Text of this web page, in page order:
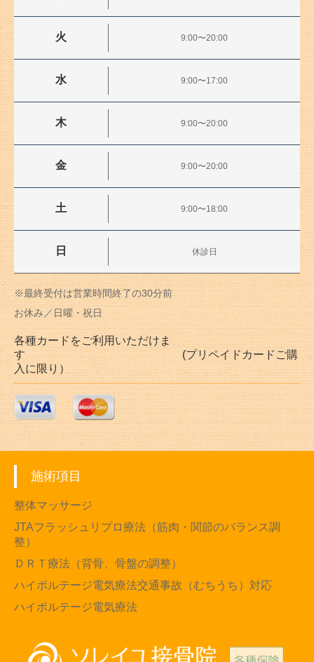
火 9:00〜20:00
水 9:00〜17:00
木 9:00〜20:00
金 9:00〜20:00
土 9:00〜18:00
日 休診日
※最終受付は営業時間終了の30分前
お休み／日曜・祝日
各種カードをご利用いただけま
す (プリペイドカードご購
入に限り）
施術項目
整体マッサージ
JTAフラッシュリプロ療法（筋肉・関節のバランス調
整）
ＤＲＴ療法（背骨、骨盤の調整）
ハイボルテージ電気療法交通事故（むちうち）対応
ハイボルテージ電気療法